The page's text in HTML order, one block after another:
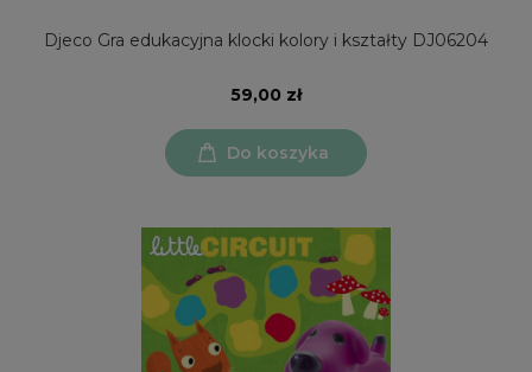
Djeco Gra edukacyjna klocki kolory i kształty DJ06204
59,00 zł
Do koszyka